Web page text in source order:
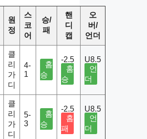
원
정
스
코
어
승/
패
핸
디
캡
오
버/
언더
클
리
가
디
4-
1
홈
승
-2.5
홈
승
U8.5
언
더
클
리
가
디
5-
3
홈
승
-2.5
홈
패
U8.5
언
더